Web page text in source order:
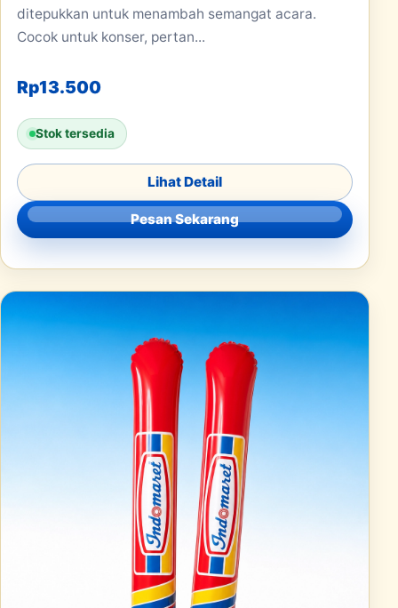
ditepukkan untuk menambah semangat acara.
Cocok untuk konser, pertan...
Rp13.500
Stok tersedia
Lihat Detail
Pesan Sekarang